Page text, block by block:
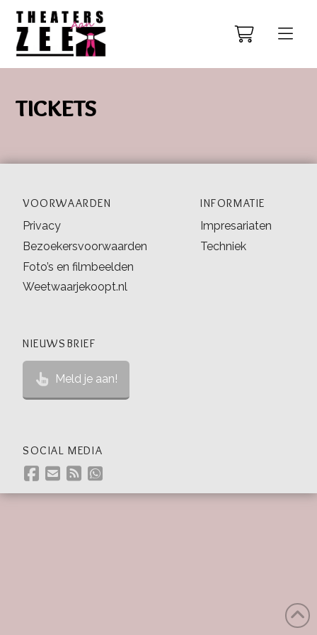
TICKETS
VOORWAARDEN
Privacy
Bezoekersvoorwaarden
Foto’s en filmbeelden
Weetwaarjekoopt.nl
INFORMATIE
Impresariaten
Techniek
NIEUWSBRIEF
Meld je aan!
SOCIAL MEDIA